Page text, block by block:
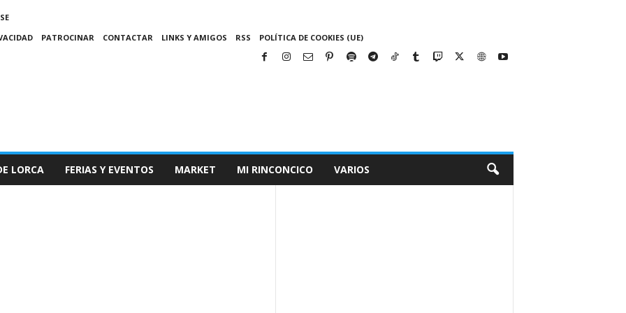
PATROCINAR CONTACTAR LINKS Y AMIGOS RSS POLÍTICA DE COOKIES (UE)
LORCA FERIAS Y EVENTOS MARKET MI RINCONCICO VARIOS